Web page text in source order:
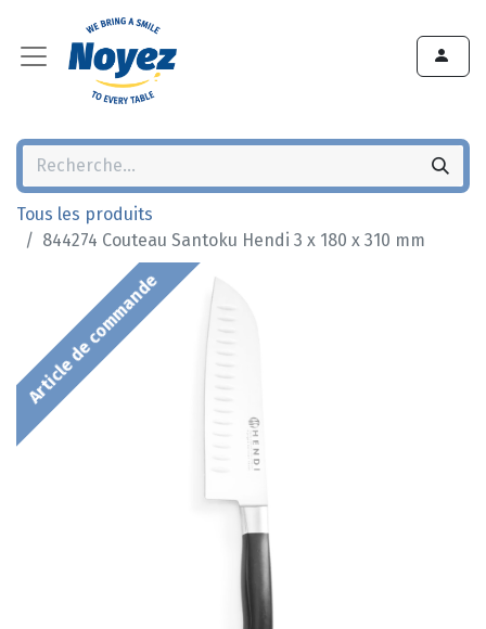
Tous les produits
844274 Couteau Santoku Hendi 3 x 180 x 310 mm
Article de commande